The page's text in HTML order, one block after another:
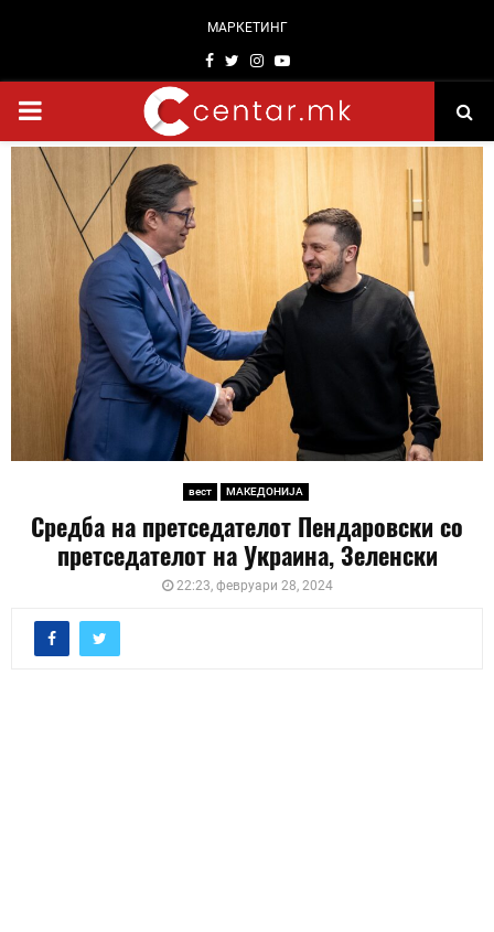
МАРКЕТИНГ
Facebook
TwitterInstagram
Youtube
PRIMARY
MENU
вест МАКЕДОНИЈА
Средба на претседателот Пендаровски со
претседателот на Украина, Зеленски
22:23, февруари 28, 2024